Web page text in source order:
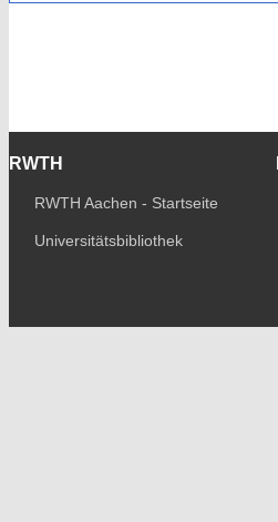
RWTH
RWTH Aachen - Startseite
Universitätsbibliothek